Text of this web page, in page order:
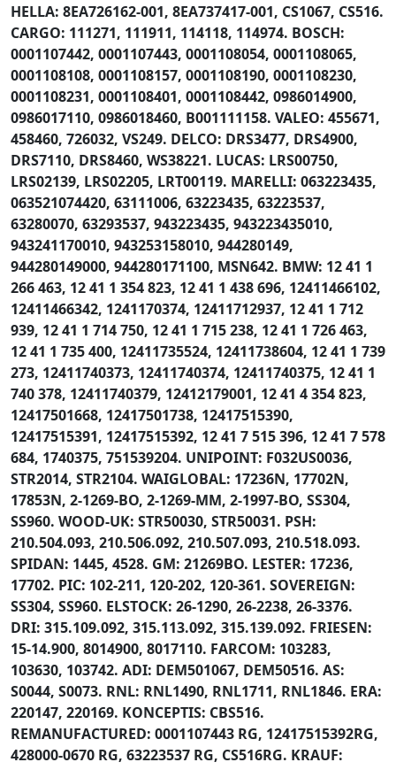
HELLA: 8EA726162-001, 8EA737417-001, CS1067, CS516.
CARGO: 111271, 111911, 114118, 114974. BOSCH:
0001107442, 0001107443, 0001108054, 0001108065,
0001108108, 0001108157, 0001108190, 0001108230,
0001108231, 0001108401, 0001108442, 0986014900,
0986017110, 0986018460, B001111158. VALEO: 455671,
458460, 726032, VS249. DELCO: DRS3477, DRS4900,
DRS7110, DRS8460, WS38221. LUCAS: LRS00750,
LRS02139, LRS02205, LRT00119. MARELLI: 063223435,
063521074420, 63111006, 63223435, 63223537,
63280070, 63293537, 943223435, 943223435010,
943241170010, 943253158010, 944280149,
944280149000, 944280171100, MSN642. BMW: 12 41 1
266 463, 12 41 1 354 823, 12 41 1 438 696, 12411466102,
12411466342, 1241170374, 12411712937, 12 41 1 712
939, 12 41 1 714 750, 12 41 1 715 238, 12 41 1 726 463,
12 41 1 735 400, 12411735524, 12411738604, 12 41 1 739
273, 12411740373, 12411740374, 12411740375, 12 41 1
740 378, 12411740379, 12412179001, 12 41 4 354 823,
12417501668, 12417501738, 12417515390,
12417515391, 12417515392, 12 41 7 515 396, 12 41 7 578
684, 1740375, 751539204. UNIPOINT: F032US0036,
STR2014, STR2104. WAIGLOBAL: 17236N, 17702N,
17853N, 2-1269-BO, 2-1269-MM, 2-1997-BO, SS304,
SS960. WOOD-UK: STR50030, STR50031. PSH:
210.504.093, 210.506.092, 210.507.093, 210.518.093.
SPIDAN: 1445, 4528. GM: 21269BO. LESTER: 17236,
17702. PIC: 102-211, 120-202, 120-361. SOVEREIGN:
SS304, SS960. ELSTOCK: 26-1290, 26-2238, 26-3376.
DRI: 315.109.092, 315.113.092, 315.139.092. FRIESEN:
15-14.900, 8014900, 8017110. FARCOM: 103283,
103630, 103742. ADI: DEM501067, DEM50516. AS:
S0044, S0073. RNL: RNL1490, RNL1711, RNL1846. ERA:
220147, 220169. KONCEPTIS: CBS516.
REMANUFACTURED: 0001107443 RG, 12417515392RG,
428000-0670 RG, 63223537 RG, CS516RG. KRAUF: